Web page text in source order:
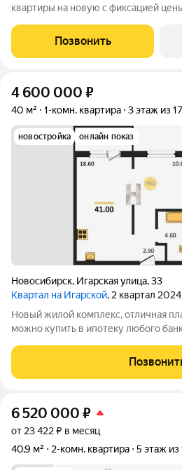
квартиры на новую с фиксацией
самый выгодный вариант покупки.
предчистовой отделкой. Квартира
Позвонить
4 600 000 ₽
40 м² 1-комн. квартира 3 этаж из 17
новостройка онлайн показ
Новосибирск, Игарская улица,33
Квартал на Игарской, 2 квартал 2024
Новый жилой комплекс, отличная
можно купить в ипотеку любого
6 520 000 ₽
от 23 422 ₽ в месяц
40,9 м²
2-комн. квартира 5 этаж из